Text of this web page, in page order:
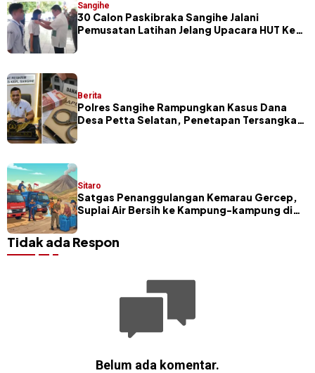
Sangihe
30 Calon Paskibraka Sangihe Jalani
Pemusatan Latihan Jelang Upacara HUT Ke-
Berita
Polres Sangihe Rampungkan Kasus Dana
Desa Petta Selatan, Penetapan Tersangka
Sitaro
Satgas Penanggulangan Kemarau Gercep,
Suplai Air Bersih ke Kampung-kampung di
Tidak ada Respon
Belum ada komentar.